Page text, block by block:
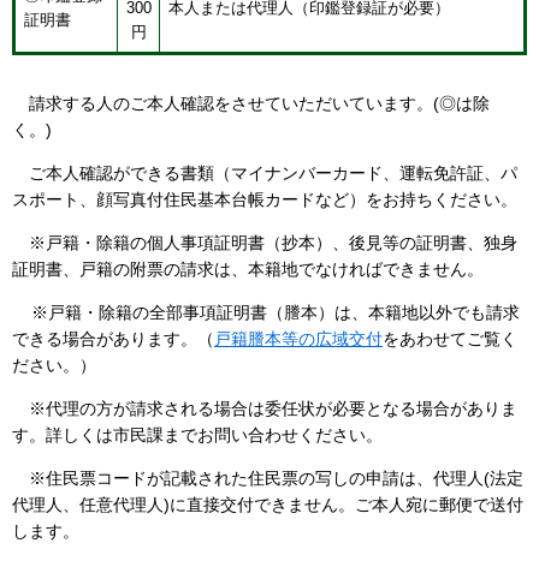
証明書
300
円
本人または代理人（印鑑登録証が必要）
請求する人のご本人確認をさせていただいています。(◎は除
く。)
ご本人確認ができる書類（マイナンバーカード、運転免許証、パ
スポート、顔写真付住民基本台帳カードなど）をお持ちください。
※戸籍・除籍の個人事項証明書（抄本）、後見等の証明書、独身
証明書、戸籍の附票の請求は、本籍地でなければできません。
※戸籍・除籍の全部事項証明書（謄本）は、本籍地以外でも請求
できる場合があります。（ 戸籍謄本等の広域交付をあわせてご覧く
ださい。）
※代理の方が請求される場合は委任状が必要となる場合がありま
す。詳しくは市民課までお問い合わせください。
※住民票コードが記載された住民票の写しの申請は、代理人(法定
代理人、任意代理人)に直接交付できません。ご本人宛に郵便で送付
します。